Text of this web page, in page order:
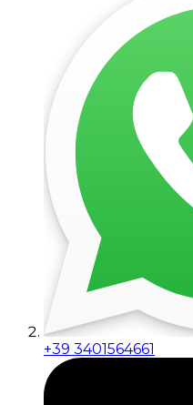
+39 3401564661